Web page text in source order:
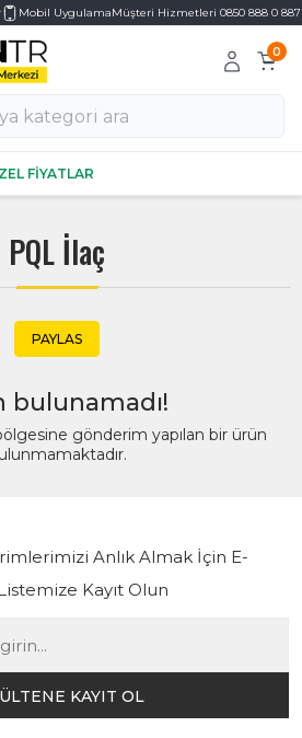
Mobil UygulamaMüşteri Hizmetleri 0850 888 0 887
0
FİYATLAR
PQL İlaç
PAYLAS
bulunamadı!
gönderim yapılan bir ürün
Anlık Almak İçin E-
Kayıt Olun
KAYIT OL